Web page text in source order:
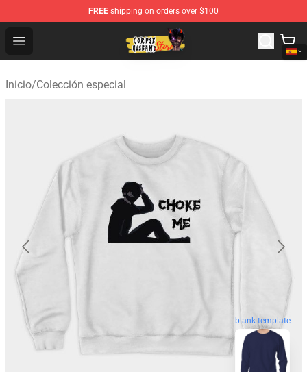
FREE shipping on orders over $100
Open menu
Corpse Husband Shop - Official Corpse Husband
Inicio/Colección especial
blank template